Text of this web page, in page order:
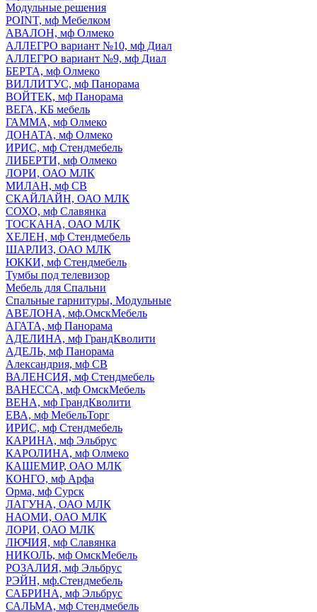
Модульные решения
POINT, мф Мебелком
АВАЛОН, мф Олмеко
АЛЛЕГРО вариант №10, мф Диал
АЛЛЕГРО вариант №9, мф Диал
БЕРТА, мф Олмеко
ВИЛЛИТУС, мф Панорама
ВОЙТЕК, мф Панорама
ВЕГА, КБ мебель
ГАММА, мф Олмеко
ДОНАТА, мф Олмеко
ИРИС, мф Стендмебель
ЛИБЕРТИ, мф Олмеко
ЛОРИ, ОАО МЛК
МИЛАН, мф СВ
СКАЙЛАЙН, ОАО МЛК
СОХО, мф Славянка
ТОСКАНА, ОАО МЛК
ХЕЛЕН, мф Стендмебель
ШАРЛИЗ, ОАО МЛК
ЮККИ, мф Стендмебель
Тумбы под телевизор
Мебель для Спальни
Спальные гарнитуры, Модульные
АВЕЛОНА, мф.ОмскМебель
АГАТА, мф Панорама
АДЕЛИНА, мф ГрандКволити
АДЕЛЬ, мф Панорама
Александрия, мф СВ
ВАЛЕНСИЯ, мф Стендмебель
ВАНЕССА, мф ОмскМебель
ВЕНА, мф ГрандКволити
ЕВА, мф МебельТорг
ИРИС, мф Стендмебель
КАРИНА, мф Эльбрус
КАРОЛИНА, мф Олмеко
КАШЕМИР, ОАО МЛК
КОНГО, мф Арфа
Орма, мф Сурск
ЛАГУНА, ОАО МЛК
НАОМИ, ОАО МЛК
ЛОРИ, ОАО МЛК
ЛЮЧИЯ, мф Славянка
НИКОЛЬ, мф ОмскМебель
РОЗАЛИЯ, мф Эльбрус
РЭЙН, мф.Стендмебель
САБРИНА, мф Эльбрус
САЛЬМА, мф Стендмебель